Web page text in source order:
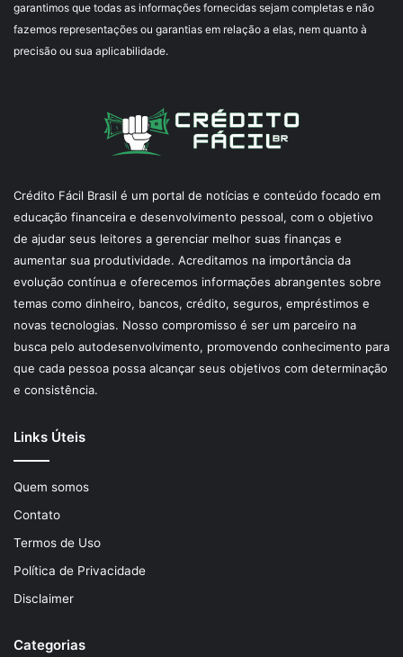
garantimos que todas as informações fornecidas sejam completas e não
fazemos representações ou garantias em relação a elas, nem quanto à
precisão ou sua aplicabilidade.
Crédito Fácil Brasil é um portal de notícias e conteúdo focado em
educação financeira e desenvolvimento pessoal, com o objetivo
de ajudar seus leitores a gerenciar melhor suas finanças e
aumentar sua produtividade. Acreditamos na importância da
evolução contínua e oferecemos informações abrangentes sobre
temas como dinheiro, bancos, crédito, seguros, empréstimos e
novas tecnologias. Nosso compromisso é ser um parceiro na
busca pelo autodesenvolvimento, promovendo conhecimento para
que cada pessoa possa alcançar seus objetivos com determinação
e consistência.
Links Úteis
Quem somos
Contato
Termos de Uso
Política de Privacidade
Disclaimer
Categorias